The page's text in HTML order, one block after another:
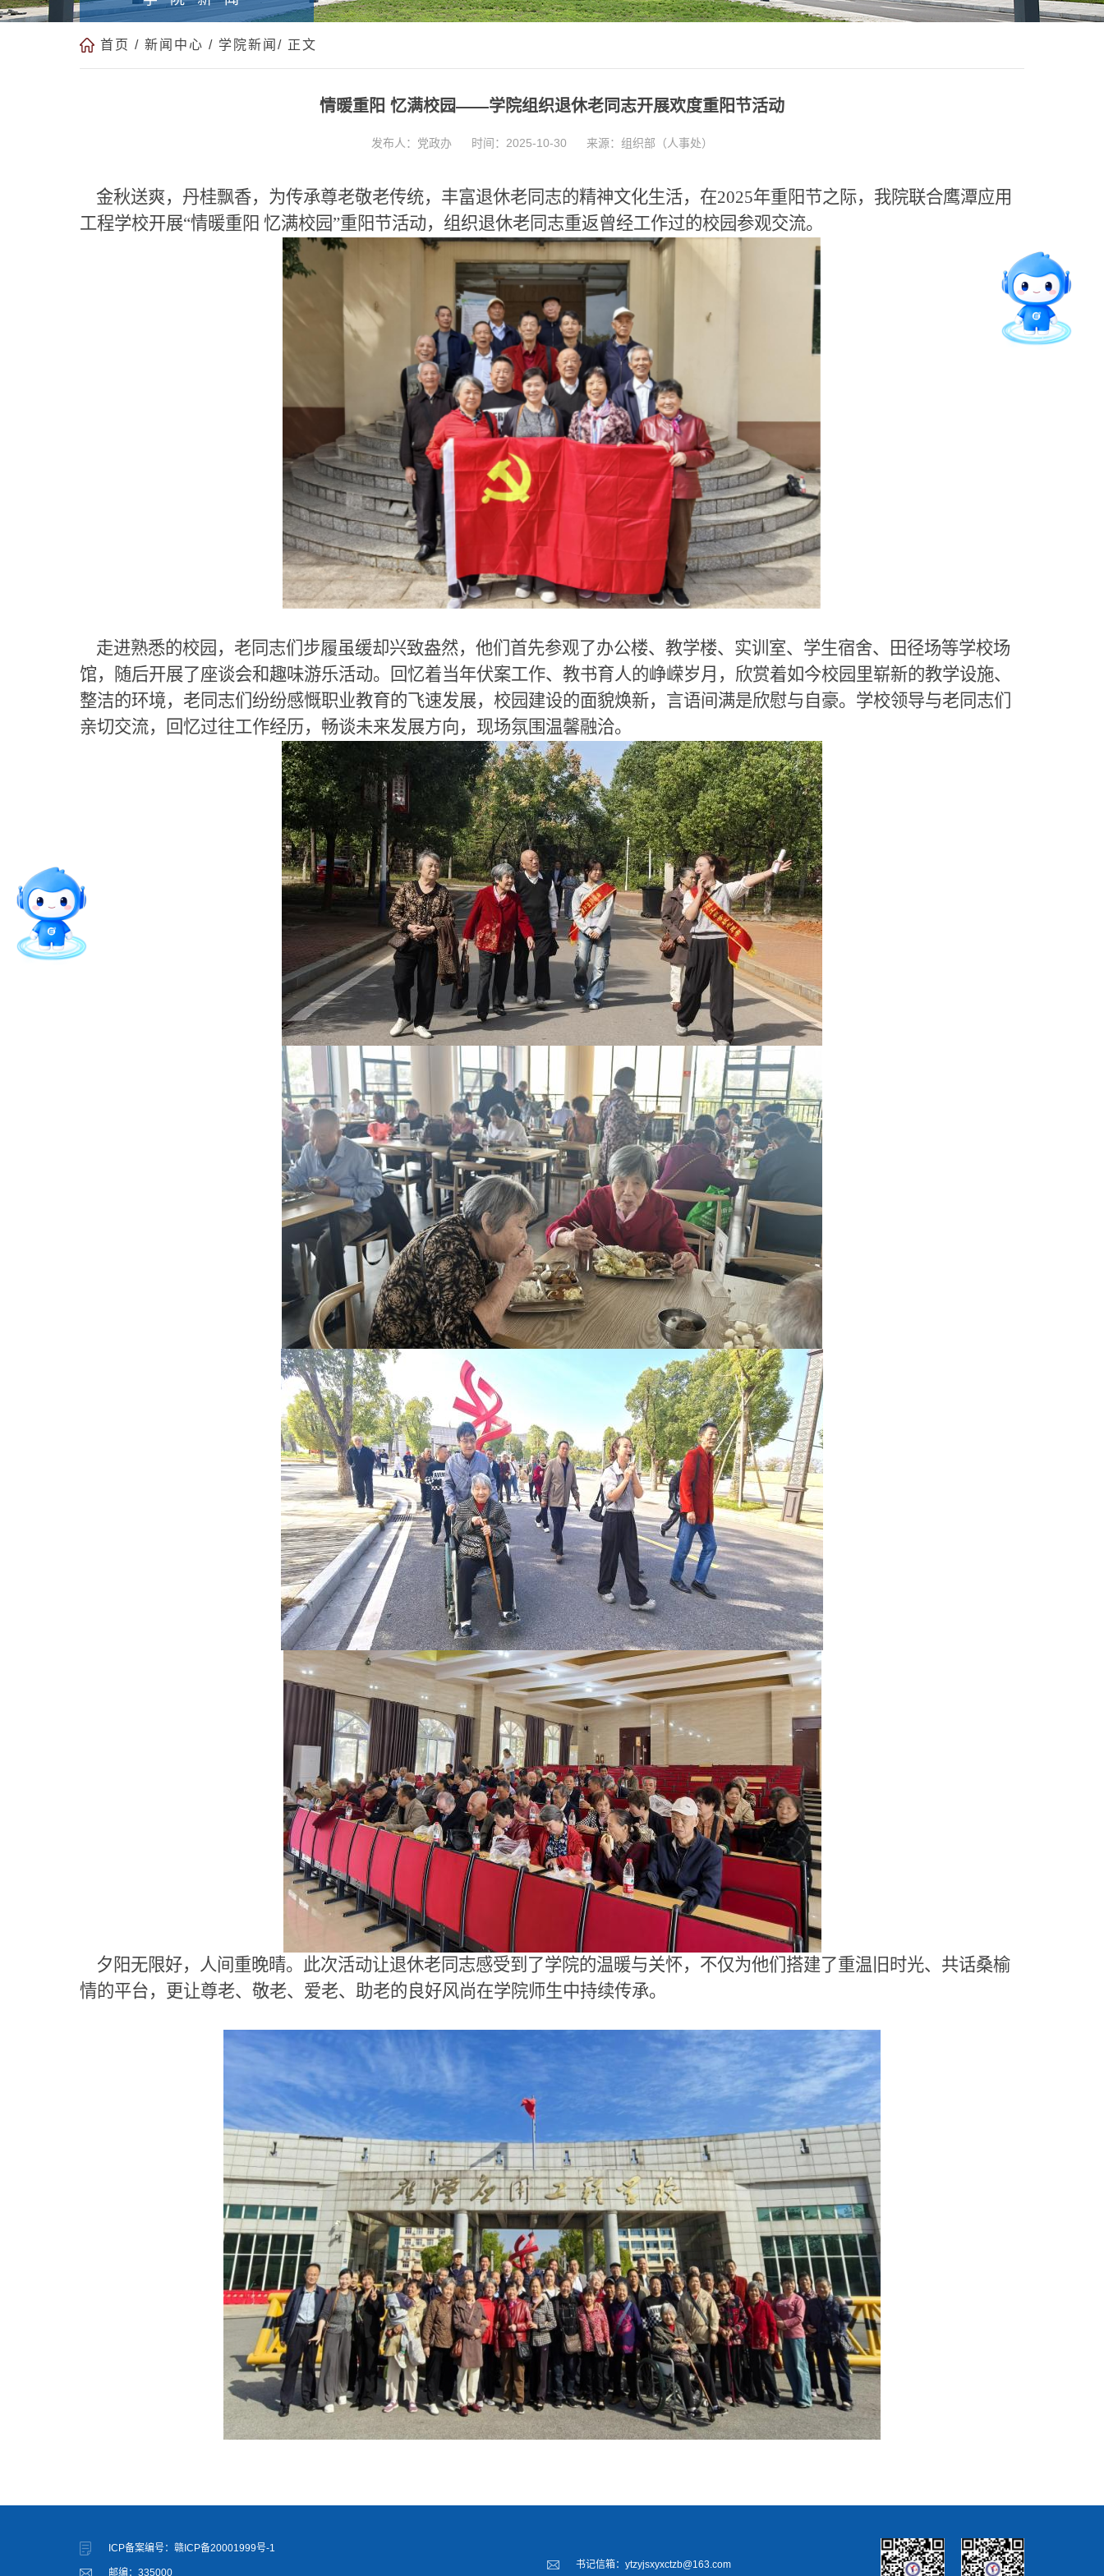
首页 / 新闻中心 / 学院新闻 / 正文
情暖重阳 忆满校园——学院组织退休老同志开展欢度重阳节活动
发布人：党政办 时间：2025-10-30 来源：组织部（人事处）
金秋送爽，丹桂飘香，为传承尊老敬老传统，丰富退休老同志的精神文化生活，在2025年重阳节之际，我院联合鹰潭应用
工程学校开展“情暖重阳 忆满校园”重阳节活动，组织退休老同志重返曾经工作过的校园参观交流。
走进熟悉的校园，老同志们步履虽缓却兴致盎然，他们首先参观了办公楼、教学楼、实训室、学生宿舍、田径场等学校场
馆，随后开展了座谈会和趣味游乐活动。回忆着当年伏案工作、教书育人的峥嵘岁月，欣赏着如今校园里崭新的教学设施、
整洁的环境，老同志们纷纷感慨职业教育的飞速发展，校园建设的面貌焕新，言语间满是欣慰与自豪。学校领导与老同志们
亲切交流，回忆过往工作经历，畅谈未来发展方向，现场氛围温馨融洽。
夕阳无限好，人间重晚晴。此次活动让退休老同志感受到了学院的温暖与关怀，不仅为他们搭建了重温旧时光、共话桑榆
情的平台，更让尊老、敬老、爱老、助老的良好风尚在学院师生中持续传承。
ICP备案编号：赣ICP备20001999号-1
邮编：335000
书记信箱：ytzyjsxyxctzb@163.com